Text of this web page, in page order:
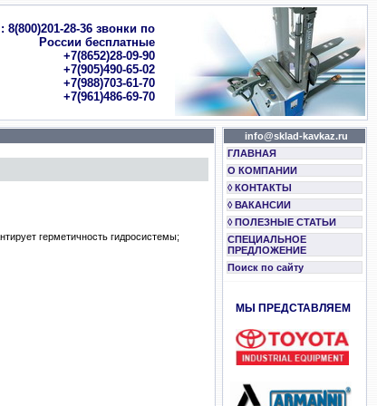
8(800)201-28-36 звонки по
России бесплатные
+7(8652)28-09-90
+7(905)490-65-02
+7(988)703-61-70
+7(961)486-69-70
герметичность гидросистемы;
info@sklad-kavkaz.ru
ГЛАВНАЯ
О КОМПАНИИ
◊ КОНТАКТЫ
◊ ВАКАНСИИ
◊ ПОЛЕЗНЫЕ СТАТЬИ
СПЕЦИАЛЬНОЕ
ПРЕДЛОЖЕНИЕ
Поиск по сайту
МЫ ПРЕДСТАВЛЯЕМ